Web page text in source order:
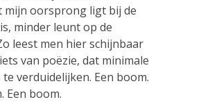
mijn oorsprong ligt bij de
minder leunt op de
leest men hier schijnbaar
van poëzie, dat minimale
verduidelijken. Een boom.
Een boom.